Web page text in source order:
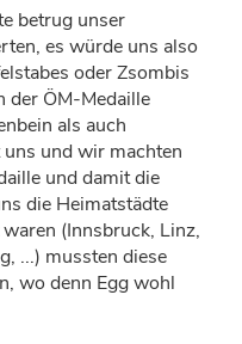
betrug unser
es würde uns also
oder Zsombis
der ÖM-Medaille
als auch
und wir machten
und damit die
die Heimatstädte
(Innsbruck, Linz,
...) mussten diese
wo denn Egg wohl